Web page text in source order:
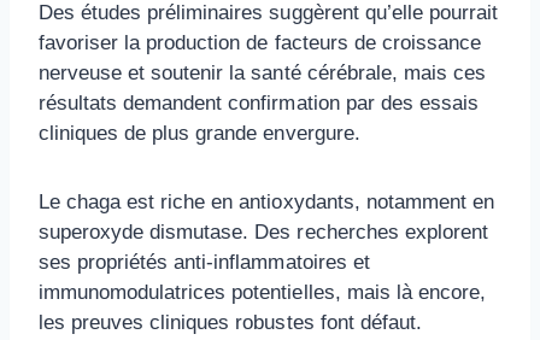
Des études préliminaires suggèrent qu’elle pourrait
favoriser la production de facteurs de croissance
nerveuse et soutenir la santé cérébrale, mais ces
résultats demandent confirmation par des essais
cliniques de plus grande envergure.
Le chaga est riche en antioxydants, notamment en
superoxyde dismutase. Des recherches explorent
ses propriétés anti-inflammatoires et
immunomodulatrices potentielles, mais là encore,
les preuves cliniques robustes font défaut.